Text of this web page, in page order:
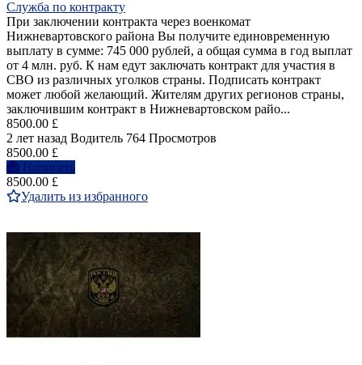
Служба по контракту
При заключении контракта через военкомат
Нижневартовского района Вы получите единовременную
выплату в сумме: 745 000 рублей, а общая сумма в год выплат
от 4 млн. руб. К нам едут заключать контракт для участия в
СВО из различных уголков страны. Подписать контракт
может любой желающий. Жителям других регионов страны,
заключившим контракт в Нижневартовском райо...
8500.00 £
2 лет назад Водитель 764 Просмотров
8500.00 £
Написать
8500.00 £
Удалить из избранного